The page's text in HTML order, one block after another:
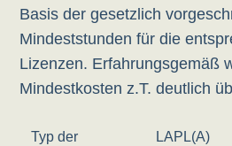
Basis der gesetzlich
Mindeststunden für die
Lizenzen. Erfahrungsgemäß
Mindestkosten z.T. deutlich
Typ der
LAPL(A)